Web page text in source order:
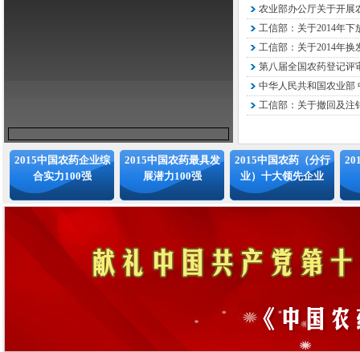
农业部办公厅关于开展
工信部：关于2014年下
工信部：关于2014年换
第八届全国农药登记评
中华人民共和国农业部
工信部：关于撤回及注
2015中国农药企业综
合实力100强
2015中国农药最具发
展潜力100强
2015中国农药（分行
业）十大领先企业